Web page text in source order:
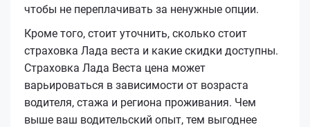
чтобы не переплачивать за ненужные опции.
Кроме того, стоит уточнить, сколько стоит
страховка Лада веста и какие скидки доступны.
Страховка Лада Веста цена может
варьироваться в зависимости от возраста
водителя, стажа и региона проживания. Чем
выше ваш водительский опыт, тем выгоднее